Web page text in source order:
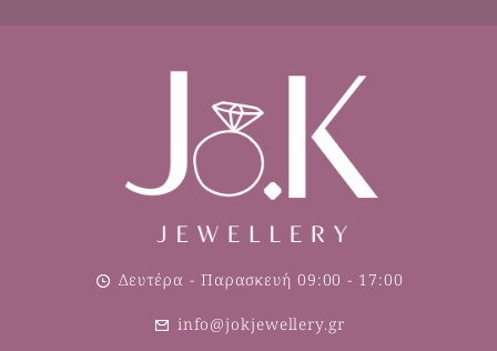
Δευτέρα - Παρασκευή 09:00 - 17:00
info@jokjewellery.gr